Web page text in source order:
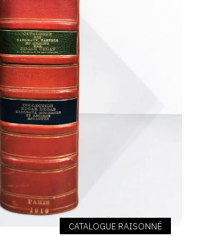
CATALOGUE RAISONNÉ